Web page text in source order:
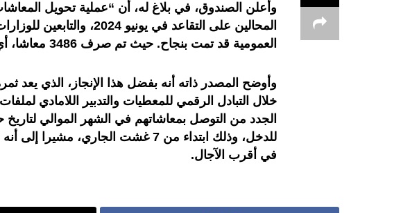
وأعلن الصندوق، في بلاغ له، أن “عملية تحويل
المحالين على التقاعد في
العمومية قد تمت بنجاح. حيث تم صرف 3486 معاشا، أي بنسبة إنجاز بنحو 99 في المائة”.
وأوضح المصدر ذاته أنه بفضل هذا الإنجاز، الذي يعد
خلال التبادل الرقمي للمعطيات والتدبير اللامادي
الجدد من التوصل بمعاشاتهم في الشهر الموالي
للدخل، وذلك ابتداء من 7 غشت الجاري،
في أقرب الآجال.